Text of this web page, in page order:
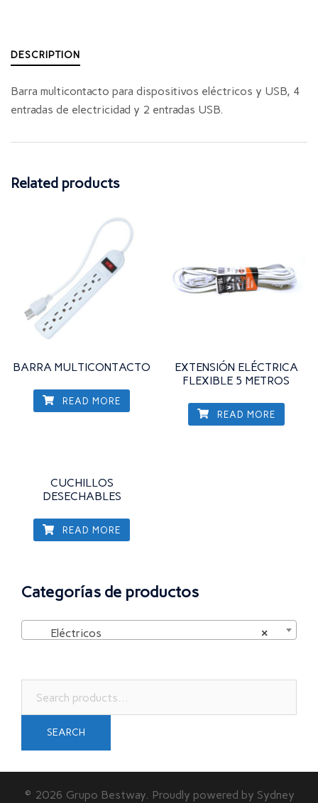
DESCRIPTION
Barra multicontacto para dispositivos eléctricos y USB, 4
entradas de electricidad y 2 entradas USB.
Related products
BARRA MULTICONTACTO
READ MORE
EXTENSIÓN ELÉCTRICA
FLEXIBLE 5 METROS
READ MORE
CUCHILLOS
DESECHABLES
READ MORE
Categorías de productos
×
Eléctricos
SEARCH
© 2026 Grupo Bestway. Proudly powered by Sydney